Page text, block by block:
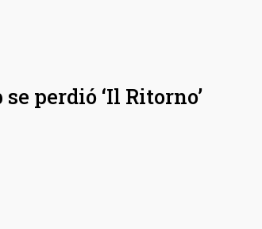
perdió ‘Il Ritorno’